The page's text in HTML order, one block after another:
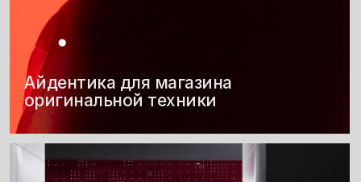
Айдентика для проекта
HR HQ Яндекса
для разработчиков от Сбера